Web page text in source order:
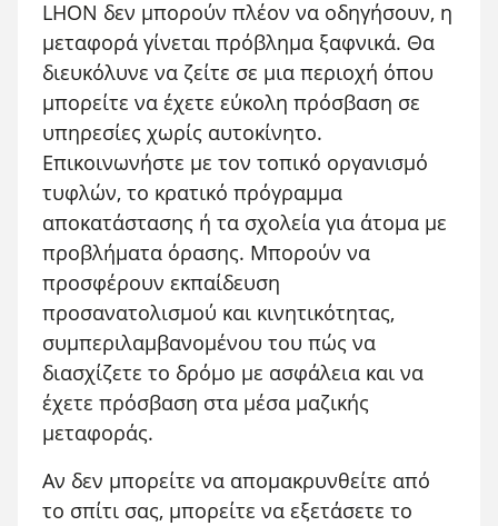
LHON δεν μπορούν πλέον να οδηγήσουν, η
μεταφορά γίνεται πρόβλημα ξαφνικά. Θα
διευκόλυνε να ζείτε σε μια περιοχή όπου
μπορείτε να έχετε εύκολη πρόσβαση σε
υπηρεσίες χωρίς αυτοκίνητο.
Επικοινωνήστε με τον τοπικό οργανισμό
τυφλών, το κρατικό πρόγραμμα
αποκατάστασης ή τα σχολεία για άτομα με
προβλήματα όρασης. Μπορούν να
προσφέρουν εκπαίδευση
προσανατολισμού και κινητικότητας,
συμπεριλαμβανομένου του πώς να
διασχίζετε το δρόμο με ασφάλεια και να
έχετε πρόσβαση στα μέσα μαζικής
μεταφοράς.
Αν δεν μπορείτε να απομακρυνθείτε από
το σπίτι σας, μπορείτε να εξετάσετε το